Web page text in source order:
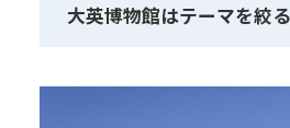
大英博物館はテーマを絞